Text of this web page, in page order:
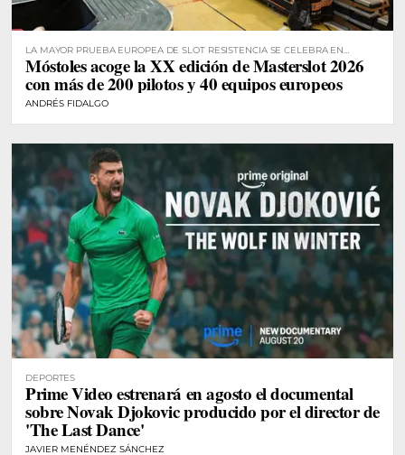
LA MAYOR PRUEBA EUROPEA DE SLOT RESISTENCIA SE CELEBRA EN
MÓSTOLES
Móstoles acoge la XX edición de Masterslot 2026
con más de 200 pilotos y 40 equipos europeos
ANDRÉS FIDALGO
DEPORTES
Prime Video estrenará en agosto el documental
sobre Novak Djokovic producido por el director de
'The Last Dance'
JAVIER MENÉNDEZ SÁNCHEZ